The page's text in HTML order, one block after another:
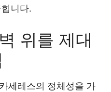
니다.
위를 제대
세레스의 정체성을 가